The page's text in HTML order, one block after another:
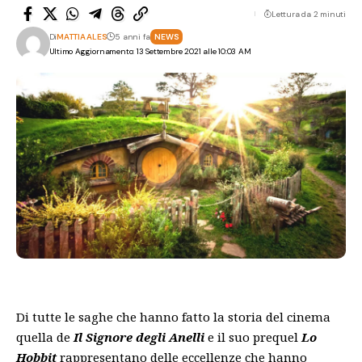
Ultimo Aggiornamento: 13 Settembre 2021 alle 10:03 AM
DiMATTIA ALES 5 anni fa NEWS
Lettura da 2 minuti
Di tutte le saghe che hanno fatto la storia del cinema
quella de Il Signore degli Anelli e il suo prequel Lo
Hobbitrappresentano delle eccellenze che hanno